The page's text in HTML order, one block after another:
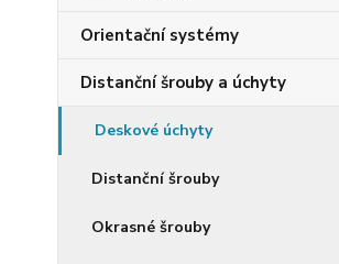
Orientační systémy
Distanční šrouby a úchyty
Deskové úchyty
Distanční šrouby
Okrasné šrouby